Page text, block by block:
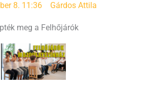
8. 11:36 Gárdos Attila
meg a Felhőjárók